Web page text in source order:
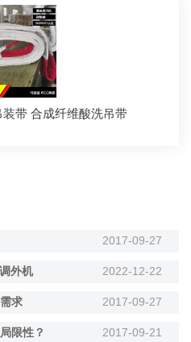
带 合成纤维酸洗吊带
2017-09-27
外机 2022-12-22
求 2017-09-27
限性？ 2017-09-21